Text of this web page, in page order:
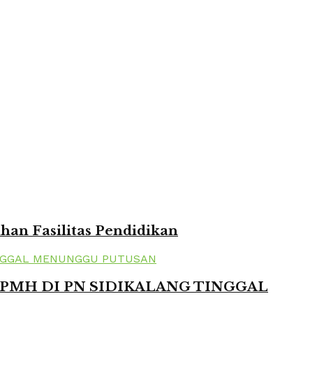
Fasilitas Pendidikan
PMH DI PN SIDIKALANG TINGGAL